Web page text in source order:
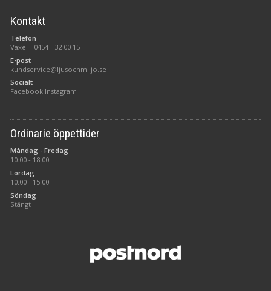
Kontakt
Telefon
Växel - 0454 - 32 00 15
E-post
kundservice@ljusochmiljo.se
Socialt
Facebook Instagram
Ordinarie öppettider
Måndag - Fredag
10:00 - 18:00
Lördag
10:00 - 15:00
Söndag
Stängt